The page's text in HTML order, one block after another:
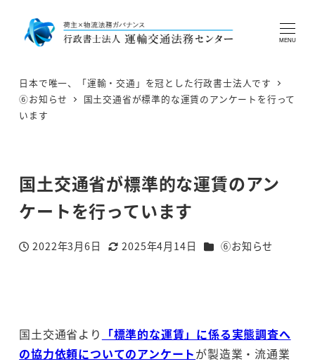
MENU
日本で唯一、「運輸・交通」を冠とした行政書士法人です
⑥お知らせ
国土交通省が標準的な運賃のアンケートを行って
います
国土交通省が標準的な運賃のアン
ケートを行っています
投稿日
2022年3月6日
更新日
2025年4月14日 カテゴリー
⑥お知らせ
国土交通省より 「標準的な運賃」に係る実態調査へ
の協力依頼についてのアンケートが製造業・流通業